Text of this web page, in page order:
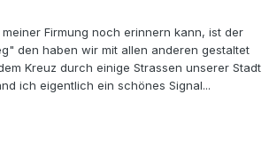
Firmung noch erinnern kann, ist der
den haben wir mit allen anderen gestaltet
Kreuz durch einige Strassen unserer Stadt
ich eigentlich ein schönes Signal...